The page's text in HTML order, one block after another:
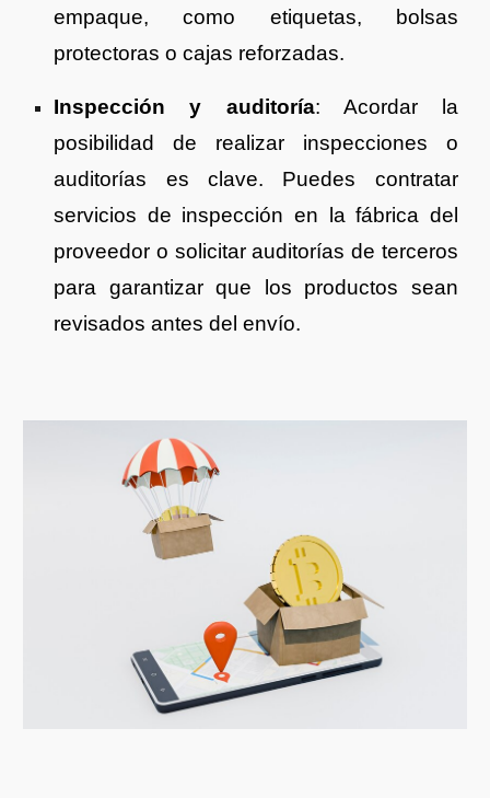
empaque, como etiquetas, bolsas
protectoras o cajas reforzadas.
Inspección y auditoría: Acordar la
posibilidad de realizar inspecciones o
auditorías es clave. Puedes contratar
servicios de inspección en la fábrica del
proveedor o solicitar auditorías de terceros
para garantizar que los productos sean
revisados antes del envío.